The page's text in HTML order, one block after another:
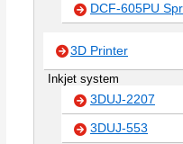
DCF-605PU
3D Printer
Inkjet system
3DUJ-2207
3DUJ-553